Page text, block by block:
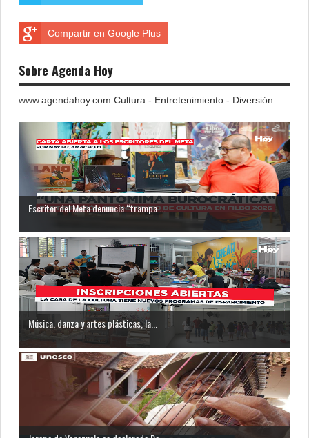
Compartir en Google Plus
Sobre Agenda Hoy
www.agendahoy.com Cultura - Entretenimiento - Diversión
Escritor del Meta denuncia “trampa ...
Música, danza y artes plásticas, la...